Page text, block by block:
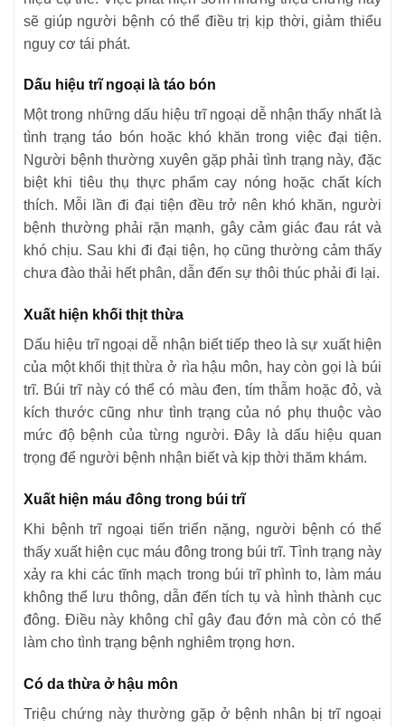
sẽ giúp người bệnh có thể điều trị kịp thời, giảm thiểu
nguy cơ tái phát.
Dấu hiệu trĩ ngoại là táo bón
Một trong những dấu hiệu trĩ ngoại dễ nhận thấy nhất là
tình trạng táo bón hoặc khó khăn trong việc đại tiện.
Người bệnh thường xuyên gặp phải tình trạng này, đặc
biệt khi tiêu thụ thực phẩm cay nóng hoặc chất kích
thích. Mỗi lần đi đại tiện đều trở nên khó khăn, người
bệnh thường phải rặn mạnh, gây cảm giác đau rát và
khó chịu. Sau khi đi đại tiện, họ cũng thường cảm thấy
chưa đào thải hết phân, dẫn đến sự thôi thúc phải đi lại.
Xuất hiện khối thịt thừa
Dấu hiệu trĩ ngoại dễ nhận biết tiếp theo là sự xuất hiện
của một khối thịt thừa ở rìa hậu môn, hay còn gọi là búi
trĩ. Búi trĩ này có thể có màu đen, tím thẫm hoặc đỏ, và
kích thước cũng như tình trạng của nó phụ thuộc vào
mức độ bệnh của từng người. Đây là dấu hiệu quan
trọng để người bệnh nhận biết và kịp thời thăm khám.
Xuất hiện máu đông trong búi trĩ
Khi bệnh trĩ ngoại tiến triển nặng, người bệnh có thể
thấy xuất hiện cục máu đông trong búi trĩ. Tình trạng này
xảy ra khi các tĩnh mạch trong búi trĩ phình to, làm máu
không thể lưu thông, dẫn đến tích tụ và hình thành cục
đông. Điều này không chỉ gây đau đớn mà còn có thể
làm cho tình trạng bệnh nghiêm trọng hơn.
Có da thừa ở hậu môn
Triệu chứng này thường gặp ở bệnh nhân bị trĩ ngoại